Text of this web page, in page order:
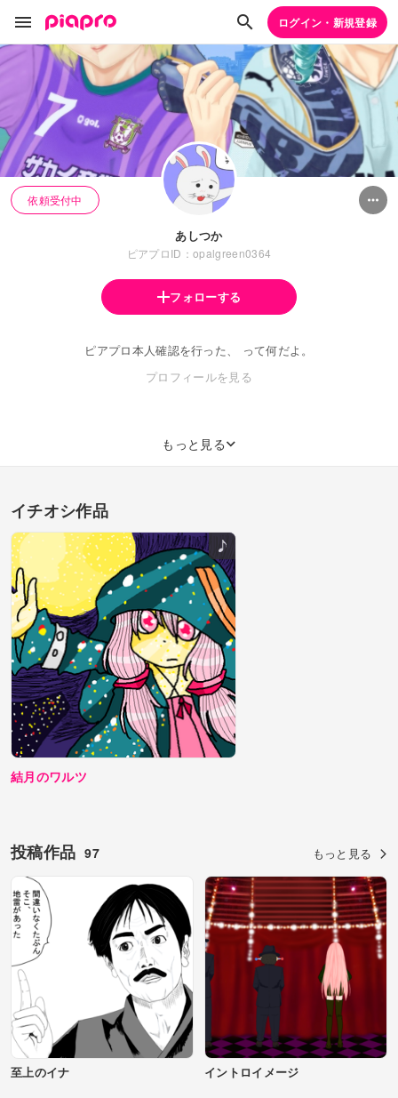
ログイン・新規登録
あしつか
ピアプロID：opalgreen0364
依頼受付中
フォローする
ピアプロ本人確認を行った、 って何だよ。
プロフィールを見る
もっと見る
イチオシ作品
結月のワルツ
投稿作品 97 もっと見る
至上のイナ イントロイメージ